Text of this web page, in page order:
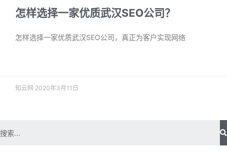
怎样选择一家优质武汉SEO公司？
怎样选择一家优质武汉SEO公司，真正为客户实现网络
知云网 2020年3月11日